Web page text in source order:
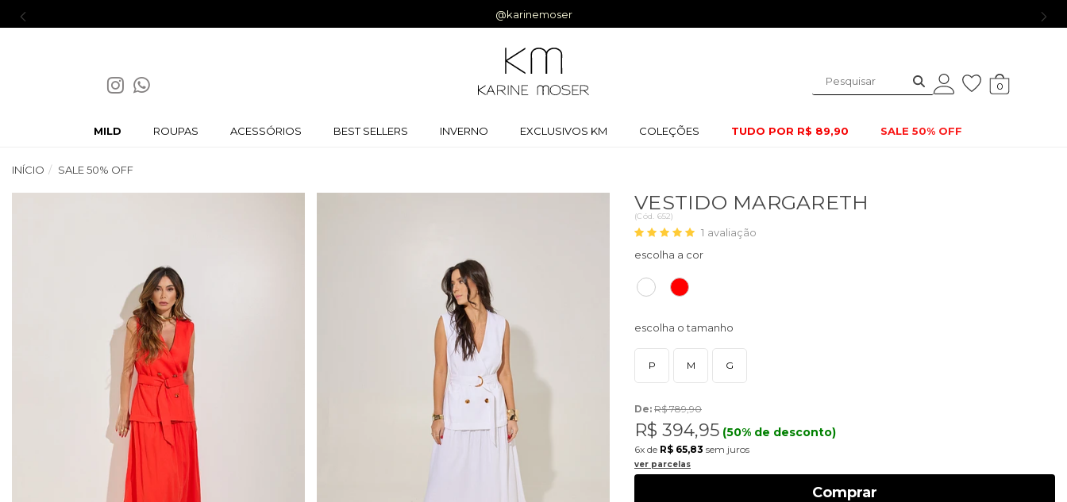
Ganhe 5% off na primeira compra |Cupom:
0
MILD ROUPAS ACESSÓRIOS BEST SELLERS INVERNO EXCLUSIVOS KM COLEÇÕES TUDO POR R$ 89,90 SALE 50% OFF
INÍCIO SALE 50% OFF
VESTIDO MARGARETH
(Cód. 652)
1 avaliação
P M G
De: R$ 789,90
R$ 394,95 (50% de desconto)
6x de R$ 65,83 sem juros
ver parcelas
Comprar